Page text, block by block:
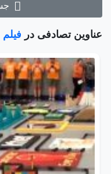
عناوین تصادفی در فیلم